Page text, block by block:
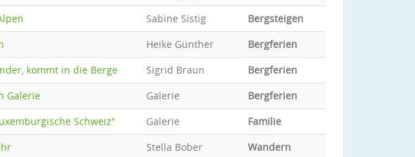
Sabine Sistig
Bergsteigen
Heike Günther
Bergferien
kommt in die Berge Sigrid Braun
Bergferien
Galerie Galerie
Bergferien
Schweiz" Galerie
Familie
Stella Bober Wandern